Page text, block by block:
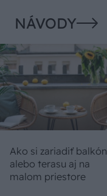
NÁVODY
Ako si zariadiť balkón
alebo terasu aj na
malom priestore